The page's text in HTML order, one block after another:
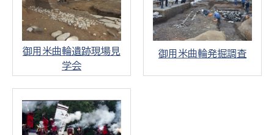
御用米曲輪遺跡現場見
学会
御用米曲輪発掘調査